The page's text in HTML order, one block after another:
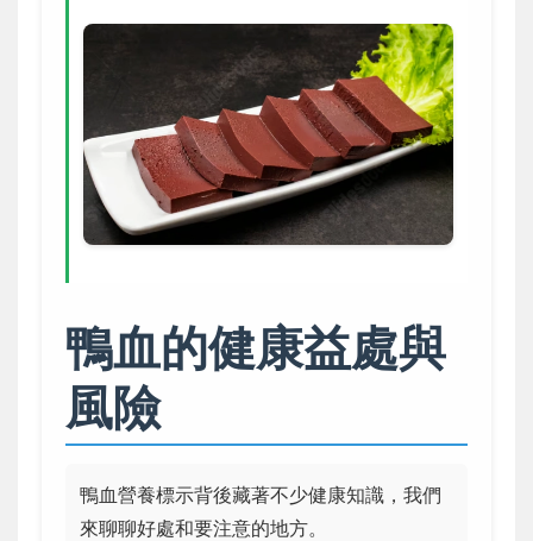
鴨血的健康益處與
風險
鴨血營養標示背後藏著不少健康知識，我們
來聊聊好處和要注意的地方。